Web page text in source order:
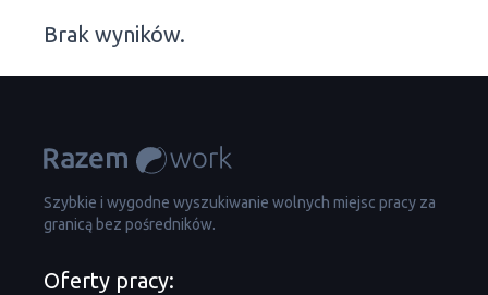
Brak wyników.
Szybkie i wygodne wyszukiwanie wolnych miejsc pracy za
granicą bez pośredników.
Oferty pracy: